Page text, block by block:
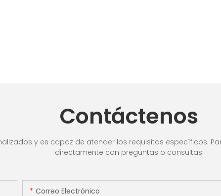
Contáctenos
y es capaz de atender los requisitos específicos.
directamente con preguntas o consultas.
Correo Electrónico